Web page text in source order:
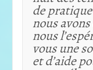
de
nous
nous
vous une
et d’aide